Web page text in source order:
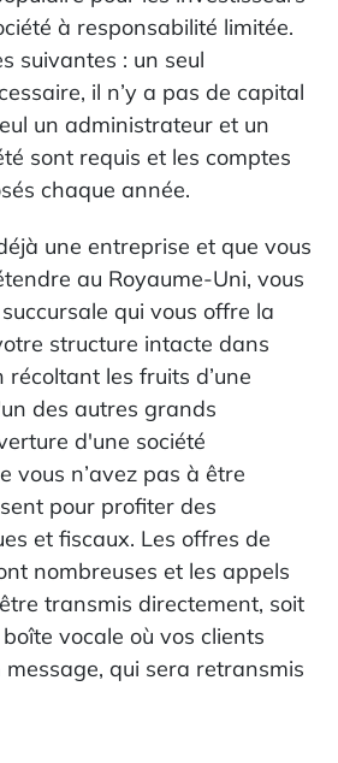
à responsabilité limitée.
suivantes : un seul
il n’y a pas de capital
un administrateur et un
sont requis et les comptes
chaque année.
une entreprise et que vous
au Royaume-Uni, vous
qui vous offre la
structure intacte dans
les fruits d’une
des autres grands
d'une société
vous n’avez pas à être
pour profiter des
et fiscaux. Les offres de
nombreuses et les appels
transmis directement, soit
vocale où vos clients
qui sera retransmis